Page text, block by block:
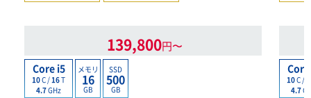
139,800円〜
Core i5
10C /16T
4.7GHz
メモリ
16
GB
SSD
500
GB
10C /
4.7